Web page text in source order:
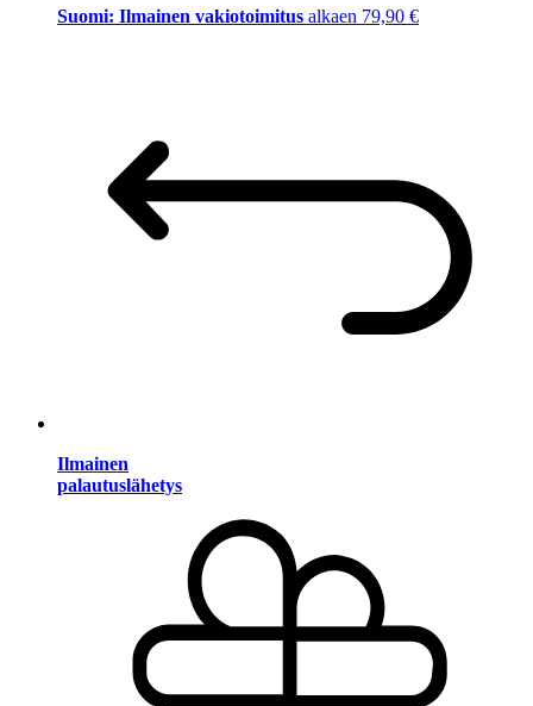
Suomi: Ilmainen vakiotoimitus alkaen 79,90 €
Ilmainen
palautuslähetys